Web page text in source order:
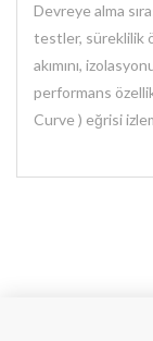
Devreye alma
testler, süreklilik
akımını,
performans
Curve ) eğrisi